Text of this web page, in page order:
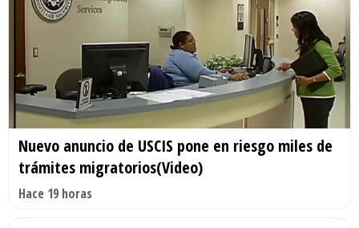
Nuevo anuncio de USCIS pone en riesgo miles de
trámites migratorios(Video)
Hace 19 horas